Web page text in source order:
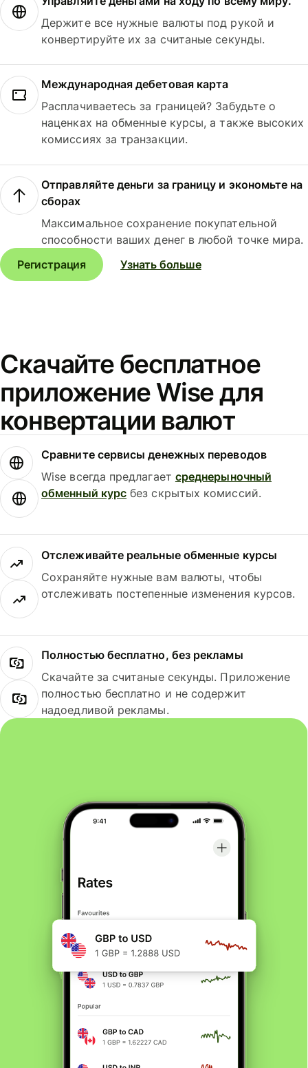
Держите все нужные валюты под рукой и
конвертируйте их за считаные секунды.
Международная дебетовая карта
Расплачиваетесь за границей? Забудьте о
наценках на обменные курсы, а также высоких
комиссиях за транзакции.
Отправляйте деньги за границу и экономьте на
сборах
Максимальное сохранение покупательной
способности ваших денег в любой точке мира.
Регистрация
Узнать больше
Скачайте бесплатное
приложение Wise для
конвертации валют
Сравните сервисы денежных переводов
Wise всегда предлагает среднерыночный
обменный курс без скрытых комиссий.
Отслеживайте реальные обменные курсы
Сохраняйте нужные вам валюты, чтобы
отслеживать постепенные изменения курсов.
Полностью бесплатно, без рекламы
Скачайте за считаные секунды. Приложение
полностью бесплатно и не содержит
надоедливой рекламы.